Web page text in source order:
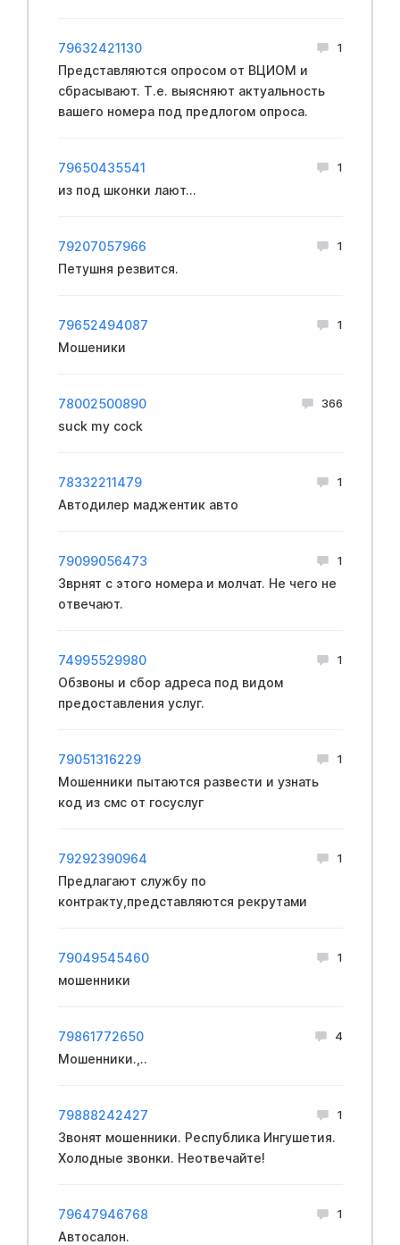
79632421130 1
Представляются опросом от ВЦИОМ и
сбрасывают. Т.е. выясняют актуальность
вашего номера под предлогом опроса.
79650435541 1
из под шконки лают...
79207057966 1
Петушня резвится.
79652494087 1
Мошеники
78002500890 366
suck my cock
78332211479 1
Автодилер маджентик авто
79099056473 1
Зврнят с этого номера и молчат. Не чего не
отвечают.
74995529980 1
Обзвоны и сбор адреса под видом
предоставления услуг.
79051316229 1
Мошенники пытаются развести и узнать
код из смс от госуслуг
79292390964 1
Предлагают службу по
контракту,представляются рекрутами
79049545460 1
мошенники
79861772650 4
Мошенники.,..
79888242427 1
Звонят мошенники. Республика Ингушетия.
Холодные звонки. Неотвечайте!
79647946768 1
Автосалон.